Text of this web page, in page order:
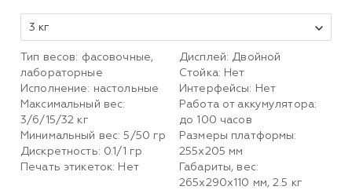
3 кг
Тип весов: фасовочные,
лабораторные
Исполнение: настольные
Максимальный вес:
3/6/15/32 кг
Минимальный вес: 5/50 гр
Дискретность: 0.1/1 гр
Печать этикеток: Нет
Дисплей: Двойной
Стойка: Нет
Интерфейсы: Нет
Работа от аккумулятора:
до 100 часов
Размеры платформы:
255х205 мм
Габариты, вес:
265х290х110 мм, 2.5 кг